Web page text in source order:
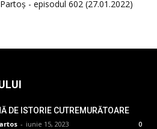
DE ISTORIE CUTREMURĂTOARE
- iunie 15, 2023 0